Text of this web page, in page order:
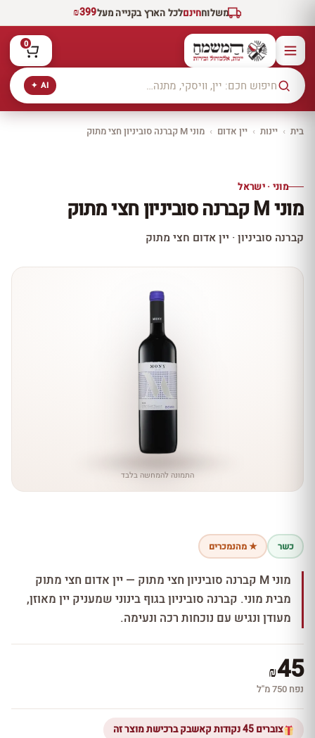
משלוחחינםלכל הארץ בקנייה מעל₪399
AI ✦
0
בית › יינות › יין אדום › מוני M קברנה סוביניון חצי מתוק
10% הנחה
עכשיו ב-10% הנחה
מוני · ישראל
מוני M קברנה סוביניון חצי מתוק
קברנה סוביניון · יין אדום חצי מתוק
התמונה להמחשה בלבד
כשר ★ מהנמכרים
מוני M קברנה סוביניון חצי מתוק — יין אדום חצי מתוק
מבית מוני. קברנה סוביניון בגוף בינוני שמעניק יין מאוזן,
מעודן ונגיש עם נוכחות רכה ונעימה.
₪45
נפח 750 מ''ל
צוברים 45 נקודות קאשבק ברכישת מוצר זה